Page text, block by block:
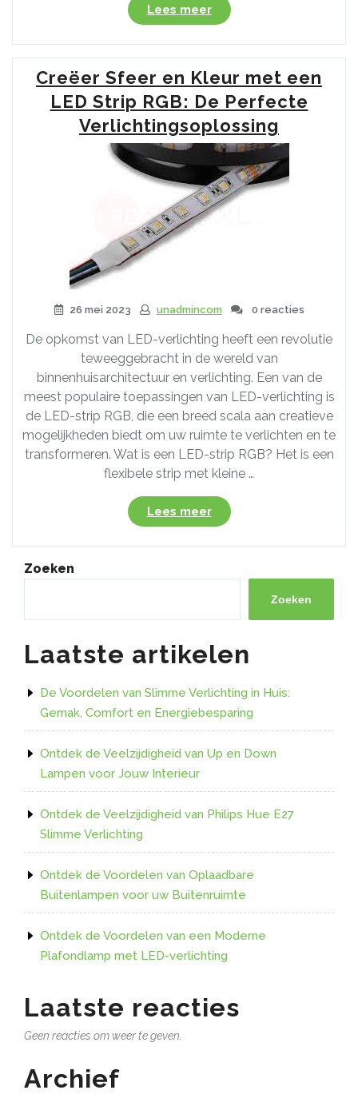
Lees meer“Ontdek
de
Veelzijdigheid
van
een
1
Meter
Lange
LED-
strip
RGB”
Creëer Sfeer en Kleur met een
LED Strip RGB: De Perfecte
Verlichtingsoplossing
26 mei 2023 unadmincom 0 reacties
De opkomst van LED-verlichting heeft een revolutie
teweeggebracht in de wereld van
binnenhuisarchitectuur en verlichting. Een van de
meest populaire toepassingen van LED-verlichting is
de LED-strip RGB, die een breed scala aan creatieve
mogelijkheden biedt om uw ruimte te verlichten en te
transformeren. Wat is een LED-strip RGB? Het is een
flexibele strip met kleine …
Lees meer“Creëer
Sfeer
en
met
LED
RGB:
Perfecte
Verlichtingsoplossing”
Zoeken
Zoeken
Laatste artikelen
De Voordelen van Slimme Verlichting in Huis:
Gemak, Comfort en Energiebesparing
Ontdek de Veelzijdigheid van Up en Down
Lampen voor Jouw Interieur
Ontdek de Veelzijdigheid van Philips Hue E27
Slimme Verlichting
Ontdek de Voordelen van Oplaadbare
Buitenlampen voor uw Buitenruimte
Ontdek de Voordelen van een Moderne
Plafondlamp met LED-verlichting
Laatste reacties
Geen reacties om weer te geven.
Archief